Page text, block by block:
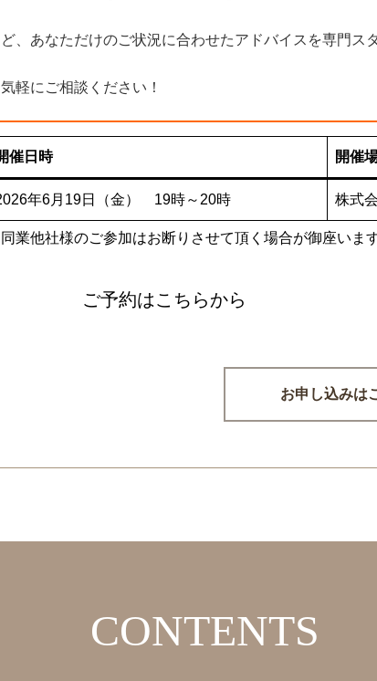
、あなただけのご状況に合わせたアドバイスを専門ス
軽にご相談ください！
催日時 開催
年6月19日（金） 19時～20時 株式
業他社様のご参加はお断りさせて頂く場合が御座います
ご予約はこちらから
お申し込みは
CONTENTS